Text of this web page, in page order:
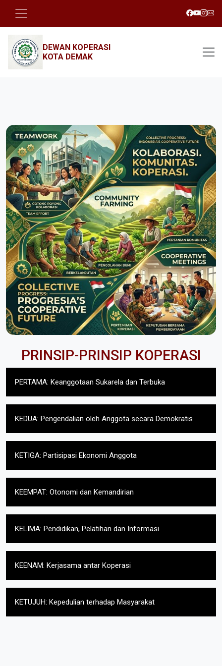
DEWAN KOPERASI
KOTA DEMAK
PRINSIP-PRINSIP KOPERASI
PERTAMA: Keanggotaan Sukarela dan Terbuka
KEDUA: Pengendalian oleh Anggota secara Demokratis
KETIGA: Partisipasi Ekonomi Anggota
KEEMPAT: Otonomi dan Kemandirian
KELIMA: Pendidikan, Pelatihan dan Informasi
KEENAM: Kerjasama antar Koperasi
KETUJUH: Kepedulian terhadap Masyarakat